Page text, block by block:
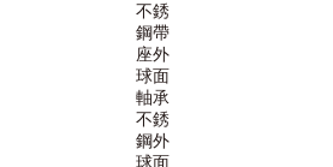
不銹
鋼帶
座外
球面
軸承
不銹
鋼外
球面